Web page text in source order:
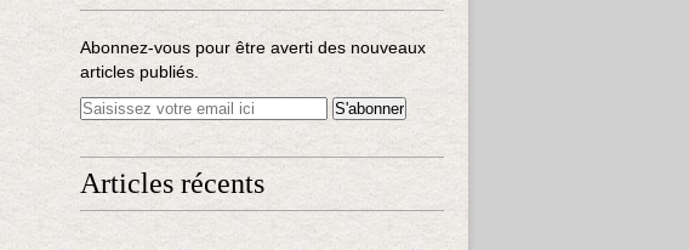
Abonnez-vous pour être averti des nouveaux
articles publiés.
Articles récents